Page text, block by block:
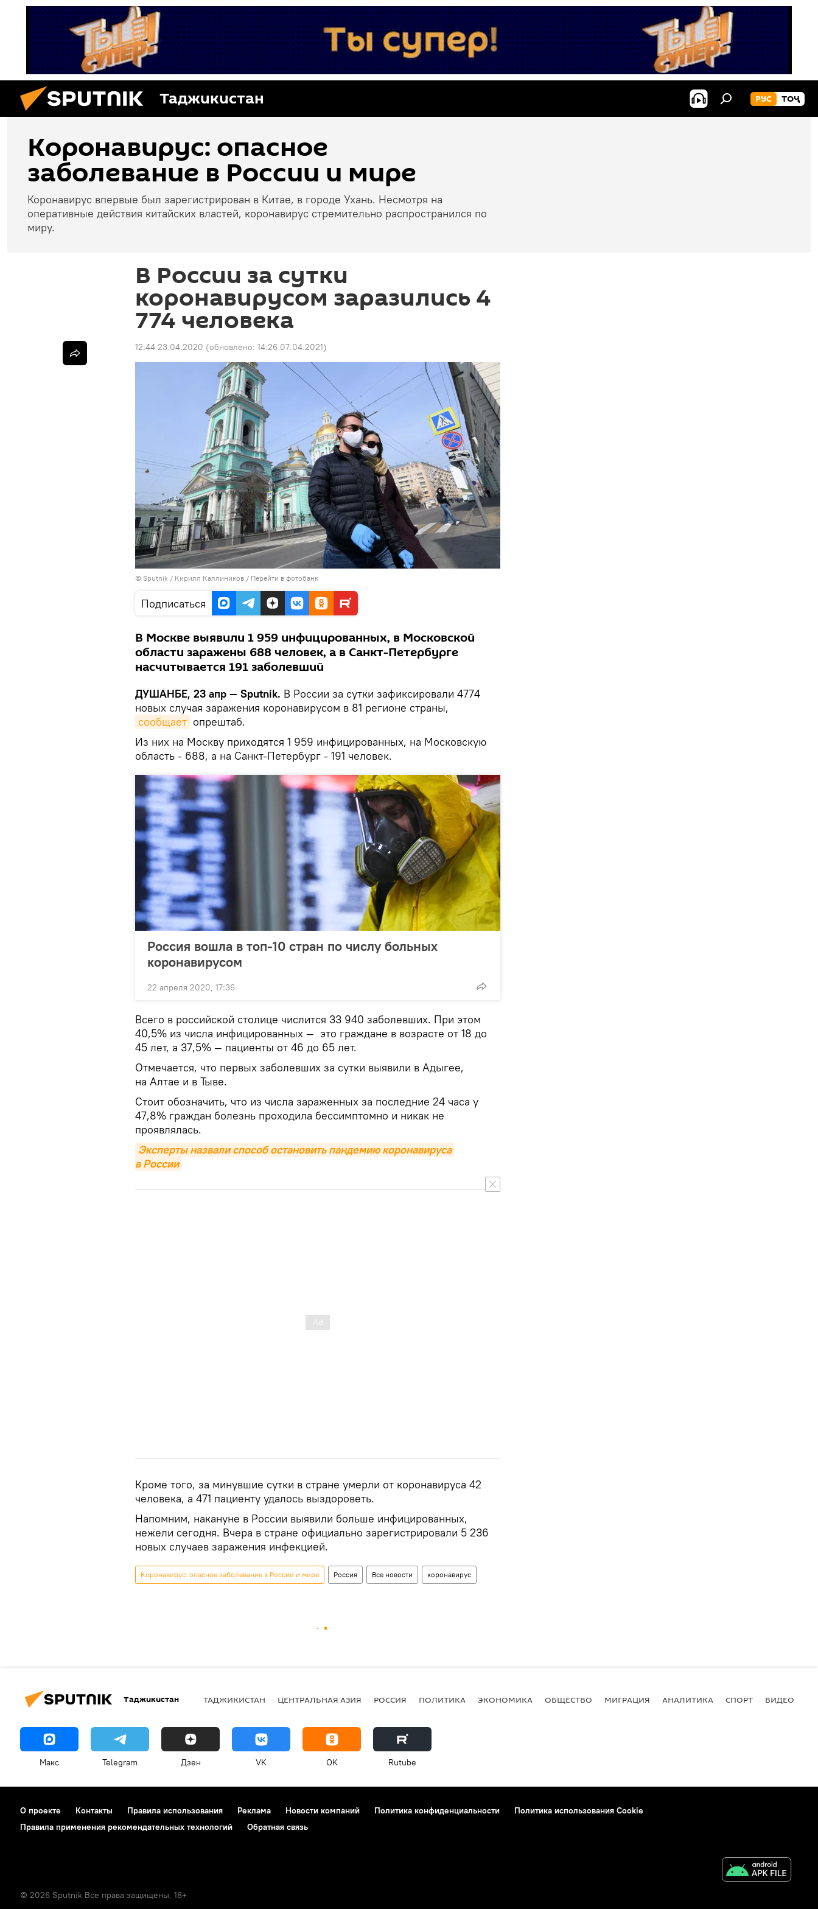
Таджикистан РУС ТОҶ
Коронавирус: опасное
заболевание в России и мире
Коронавирус впервые был зарегистрирован в Китае, в городе Ухань. Несмотря на
оперативные действия китайских властей, коронавирус стремительно распространился по
миру.
В России за сутки
коронавирусом заразились 4
774 человека
12:44 23.04.2020 (обновлено: 14:26 07.04.2021)
© Sputnik / Кирилл Каллиников / Перейти в фотобанк
Подписаться
В Москве выявили 1 959 инфицированных, в Московской
области заражены 688 человек, а в Санкт-Петербурге
насчитывается 191 заболевший
ДУШАНБЕ, 23 апр — Sputnik. В России за сутки зафиксировали 4774
новых случая заражения коронавирусом в 81 регионе страны,
сообщает опрештаб.
Из них на Москву приходятся 1 959 инфицированных, на Московскую
область - 688, а на Санкт-Петербург - 191 человек.
Россия вошла в топ-10 стран по числу больных
коронавирусом
22 апреля 2020, 17:36
Всего в российской столице числится 33 940 заболевших. При этом
40,5% из числа инфицированных — это граждане в возрасте от 18 до
45 лет, а 37,5% — пациенты от 46 до 65 лет.
Отмечается, что первых заболевших за сутки выявили в Адыгее,
на Алтае и в Тыве.
Стоит обозначить, что из числа зараженных за последние 24 часа у
47,8% граждан болезнь проходила бессимптомно и никак не
проявлялась.
Эксперты назвали способ остановить пандемию коронавируса
в России
Кроме того, за минувшие сутки в стране умерли от коронавируса 42
человека, а 471 пациенту удалось выздороветь.
Напомним, накануне в России выявили больше инфицированных,
нежели сегодня. Вчера в стране официально зарегистрировали 5 236
новых случаев заражения инфекцией.
Коронавирус: опасное заболевание в России и мире Россия Все новости коронавирус
Таджикистан ТАДЖИКИСТАН ЦЕНТРАЛЬНАЯ АЗИЯ РОССИЯ ПОЛИТИКА ЭКОНОМИКА ОБЩЕСТВО МИГРАЦИЯ АНАЛИТИКА СПОРТ ВИДЕО
Макс Telegram Дзен VK OK Rutube
О проекте Контакты Правила использования Реклама Новости компаний Политика конфиденциальности
Политика использования Cookie
Правила применения рекомендательных технологий
Обратная связь
© 2026 Sputnik Все права защищены. 18+